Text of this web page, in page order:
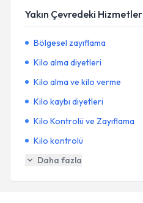
Yakın Çevredeki Hizmetler
Bölgesel zayıflama
Kilo alma diyetleri
Kilo alma ve kilo verme
Kilo kaybı diyetleri
Kilo Kontrolü ve Zayıflama
Kilo kontrolü
Daha fazla